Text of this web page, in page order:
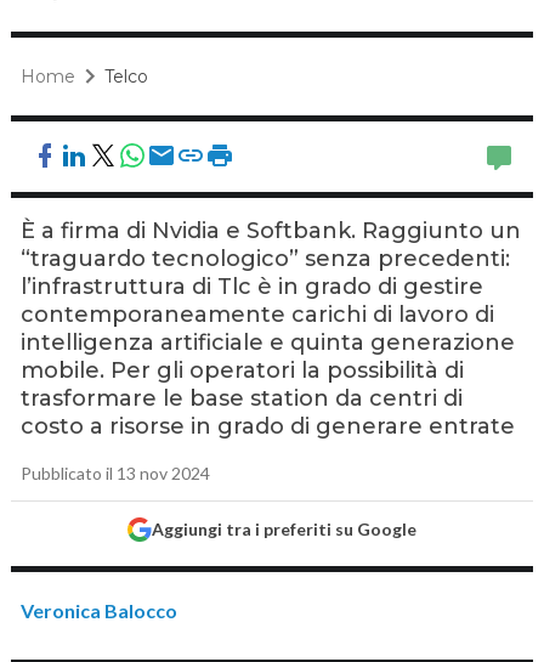
Home Telco
È a firma di Nvidia e Softbank. Raggiunto un
“traguardo tecnologico” senza precedenti:
l’infrastruttura di Tlc è in grado di gestire
contemporaneamente carichi di lavoro di
intelligenza artificiale e quinta generazione
mobile. Per gli operatori la possibilità di
trasformare le base station da centri di
costo a risorse in grado di generare entrate
Pubblicato il 13 nov 2024
Aggiungi tra i preferiti su Google
Veronica Balocco